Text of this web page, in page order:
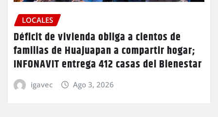
LOCALES
Déficit de vivienda obliga a cientos de
familias de Huajuapan a compartir hogar;
INFONAVIT entrega 412 casas del Bienestar
igavec Ago 3, 2026